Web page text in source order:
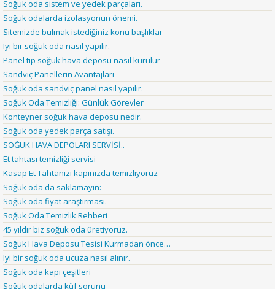
Soğuk oda sistem ve yedek parçaları.
Soğuk odalarda izolasyonun önemi.
Sitemizde bulmak istediğiniz konu başlıklar
Iyi bir soğuk oda nasıl yapılır.
Panel tip soğuk hava deposu nasıl kurulur
Sandviç Panellerin Avantajları
Soğuk oda sandviç panel nasıl yapılır.
Soğuk Oda Temizliği: Günlük Görevler
Konteyner soğuk hava deposu nedir.
Soğuk oda yedek parça satışı.
SOĞUK HAVA DEPOLARI SERVİSİ..
Et tahtası temizliği servisi
Kasap Et Tahtanızı kapınızda temizliyoruz
Soğuk oda da saklamayın:
Soğuk oda fiyat araştırması.
Soğuk Oda Temizlik Rehberi
45 yıldır biz soğuk oda üretiyoruz.
Soğuk Hava Deposu Tesisi Kurmadan önce…
Iyi bir soğuk oda ucuza nasıl alınır.
Soğuk oda kapı çeşitleri
Soğuk odalarda küf sorunu